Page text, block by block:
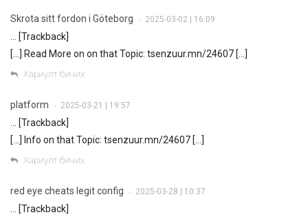
Skrota sitt fordon i Göteborg • 2025-03-02 | 16:09
… [Trackback]
[…] Read More on on that Topic: tsenzuur.mn/24607 […]
Хариулт бичих
platform • 2025-03-21 | 19:57
… [Trackback]
[…] Info on that Topic: tsenzuur.mn/24607 […]
Хариулт бичих
red eye cheats legit config • 2025-03-28 | 10:37
… [Trackback]